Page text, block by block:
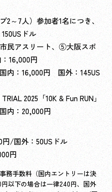
2～7人）参加者1名につき、
ドル
民アスリート、⑤大阪スポ
16,000円
：16,000円 国外：145US
2025「10K & Fun RUN」
内：20,000円
/国外：50USドル
円
務手数料（国内エントリーは決
以下の場合は一律240円、国外